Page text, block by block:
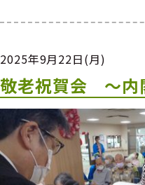
2025年9月22日(月)
敬老祝賀会 ～内